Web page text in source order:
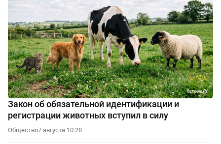
Закон об обязательной идентификации и
регистрации животных вступил в силу
Общество7 августа 10:28